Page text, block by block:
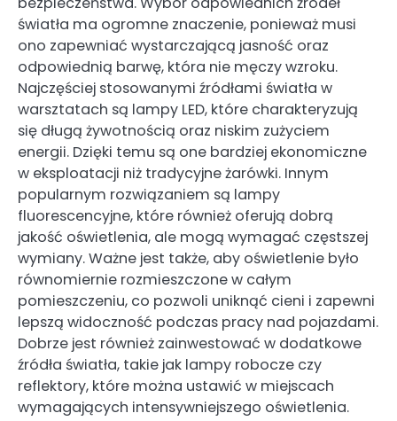
światła ma ogromne znaczenie, ponieważ musi
ono zapewniać wystarczającą jasność oraz
odpowiednią barwę, która nie męczy wzroku.
Najczęściej stosowanymi źródłami światła w
warsztatach są lampy LED, które charakteryzują
się długą żywotnością oraz niskim zużyciem
energii. Dzięki temu są one bardziej ekonomiczne
w eksploatacji niż tradycyjne żarówki. Innym
popularnym rozwiązaniem są lampy
fluorescencyjne, które również oferują dobrą
jakość oświetlenia, ale mogą wymagać częstszej
wymiany. Ważne jest także, aby oświetlenie było
równomiernie rozmieszczone w całym
pomieszczeniu, co pozwoli uniknąć cieni i zapewni
lepszą widoczność podczas pracy nad pojazdami.
Dobrze jest również zainwestować w dodatkowe
źródła światła, takie jak lampy robocze czy
reflektory, które można ustawić w miejscach
wymagających intensywniejszego oświetlenia.